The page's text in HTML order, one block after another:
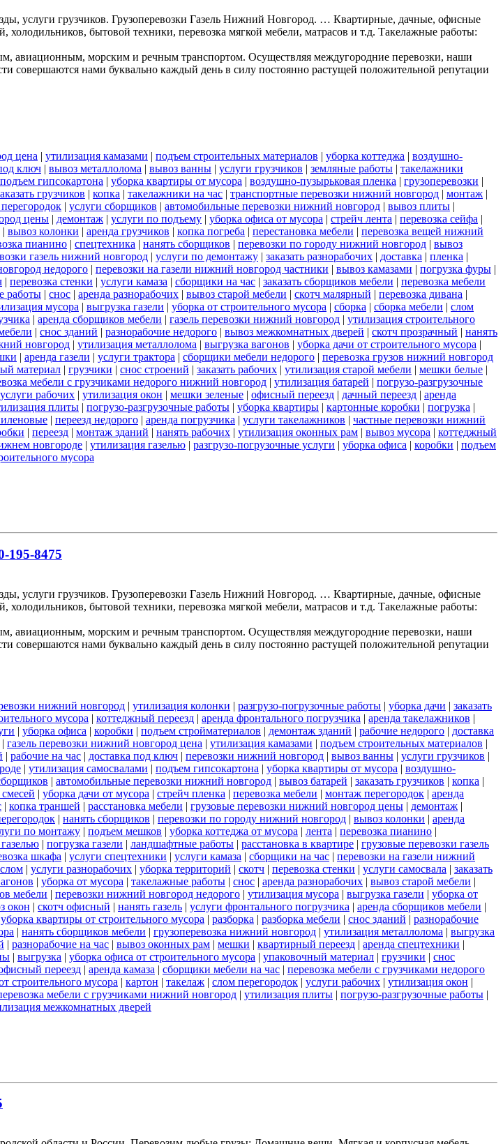
услуги грузчиков. Грузоперевозки Газель Нижний Новгород. … Квартирные, дачные, офисные
бытовой техники, перевозка мягкой мебели, матрасов и т.д. Такелажные работы:
авиационным, морским и речным транспортом. Осуществляя междугородние перевозки, наши
совершаются нами буквально каждый день в силу постоянно растущей положительной репутации
цена | утилизация камазами | подъем строительных материалов | уборка коттеджа | воздушно-
ключ | вывоз металлолома | вывоз ванны | услуги грузчиков | земляные работы | такелажники
подъем гипсокартона | уборка квартиры от мусора | воздушно-пузырьковая пленка | грузоперевозки |
грузчиков | копка | такелажники на час | транспортные перевозки нижний новгород | монтаж |
| услуги сборщиков | автомобильные перевозки нижний новгород | вывоз плиты |
цены | демонтаж | услуги по подъему | уборка офиса от мусора | стрейч лента | перевозка сейфа |
| вывоз колонки | аренда грузчиков | копка погреба | перестановка мебели | перевозка вещей нижний
пианино | спецтехника | нанять сборщиков | перевозки по городу нижний новгород | вывоз
газель нижний новгород | услуги по демонтажу | заказать разнорабочих | доставка | пленка |
недорого | перевозки на газели нижний новгород частники | вывоз камазами | погрузка фуры |
| перевозка стенки | услуги камаза | сборщики на час | заказать сборщиков мебели | перевозка мебели
работы | снос | аренда разнорабочих | вывоз старой мебели | скотч малярный | перевозка дивана |
мусора | выгрузка газели | уборка от строительного мусора | сборка | сборка мебели | слом
| аренда сборщиков мебели | газель перевозки нижний новгород | утилизация строительного
| снос зданий | разнорабочие недорого | вывоз межкомнатных дверей | скотч прозрачный | нанять
новгород | утилизация металлолома | выгрузка вагонов | уборка дачи от строительного мусора |
| аренда газели | услуги трактора | сборщики мебели недорого | перевозка грузов нижний новгород
материал | грузчики | снос строений | заказать рабочих | утилизация старой мебели | мешки белые |
мебели с грузчиками недорого нижний новгород | утилизация батарей | погрузо-разгрузочные
услуги рабочих | утилизация окон | мешки зеленые | офисный переезд | дачный переезд | аренда
плиты | погрузо-разгрузочные работы | уборка квартиры | картонные коробки | погрузка |
| переезд недорого | аренда погрузчика | услуги такелажников | частные перевозки нижний
| переезд | монтаж зданий | нанять рабочих | утилизация оконных рам | вывоз мусора | коттеджный
новгороде | утилизация газелью | разгрузо-погрузочные услуги | уборка офиса | коробки | подъем
мусора
195-8475
услуги грузчиков. Грузоперевозки Газель Нижний Новгород. … Квартирные, дачные, офисные
бытовой техники, перевозка мягкой мебели, матрасов и т.д. Такелажные работы:
авиационным, морским и речным транспортом. Осуществляя междугородние перевозки, наши
совершаются нами буквально каждый день в силу постоянно растущей положительной репутации
нижний новгород | утилизация колонки | разгрузо-погрузочные работы | уборка дачи | заказать
мусора | коттеджный переезд | аренда фронтального погрузчика | аренда такелажников |
| уборка офиса | коробки | подъем стройматериалов | демонтаж зданий | рабочие недорого | доставка
| газель перевозки нижний новгород цена | утилизация камазами | подъем строительных материалов |
| рабочие на час | доставка под ключ | перевозки нижний новгород | вывоз ванны | услуги грузчиков |
| утилизация самосвалами | подъем гипсокартона | уборка квартиры от мусора | воздушно-
| автомобильные перевозки нижний новгород | вывоз батарей | заказать грузчиков | копка |
| уборка дачи от мусора | стрейч пленка | перевозка мебели | монтаж перегородок | аренда
| копка траншей | расстановка мебели | грузовые перевозки нижний новгород цены | демонтаж |
| нанять сборщиков | перевозки по городу нижний новгород | вывоз колонки | аренда
по монтажу | подъем мешков | уборка коттеджа от мусора | лента | перевозка пианино |
| погрузка газели | ландшафтные работы | расстановка в квартире | грузовые перевозки газель
шкафа | услуги спецтехники | услуги камаза | сборщики на час | перевозки на газели нижний
слом | услуги разнорабочих | уборка территорий | скотч | перевозка стенки | услуги самосвала | заказать
| уборка от мусора | такелажные работы | снос | аренда разнорабочих | вывоз старой мебели |
мебели | перевозки нижний новгород недорого | утилизация мусора | выгрузка газели | уборка от
окон | скотч офисный | нанять газель | услуги фронтального погрузчика | аренда сборщиков мебели |
уборка квартиры от строительного мусора | разборка | разборка мебели | снос зданий | разнорабочие
| нанять сборщиков мебели | грузоперевозка нижний новгород | утилизация металлолома | выгрузка
| разнорабочие на час | вывоз оконных рам | мешки | квартирный переезд | аренда спецтехники |
| выгрузка | уборка офиса от строительного мусора | упаковочный материал | грузчики | снос
переезд | аренда камаза | сборщики мебели на час | перевозка мебели с грузчиками недорого
строительного мусора | картон | такелаж | слом перегородок | услуги рабочих | утилизация окон |
мебели с грузчиками нижний новгород | утилизация плиты | погрузо-разгрузочные работы |
межкомнатных дверей